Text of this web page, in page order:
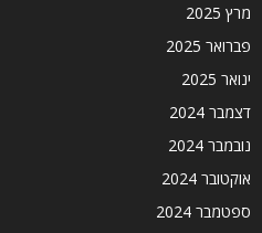
מרץ 2025
פברואר 2025
ינואר 2025
דצמבר 2024
נובמבר 2024
אוקטובר 2024
ספטמבר 2024